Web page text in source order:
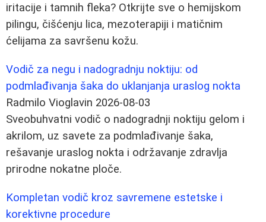
iritacije i tamnih fleka? Otkrijte sve o hemijskom
pilingu, čišćenju lica, mezoterapiji i matičnim
ćelijama za savršenu kožu.
Vodič za negu i nadogradnju noktiju: od
podmlađivanja šaka do uklanjanja uraslog nokta
Radmilo Vioglavin 2026-08-03
Sveobuhvatni vodič o nadogradnji noktiju gelom i
akrilom, uz savete za podmlađivanje šaka,
rešavanje uraslog nokta i održavanje zdravlja
prirodne nokatne ploče.
Kompletan vodič kroz savremene estetske i
korektivne procedure